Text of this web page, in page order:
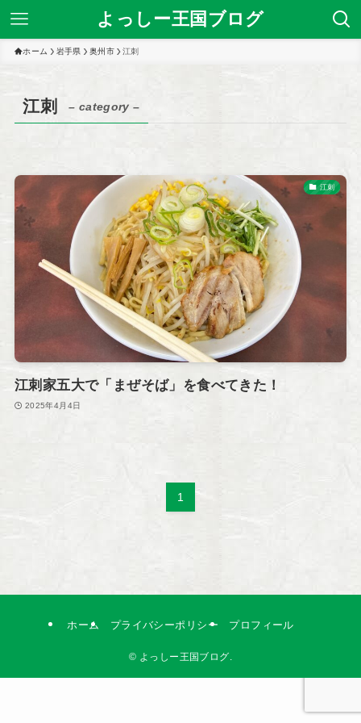
よっしー王国ブログ
ホーム 岩手県 奥州市 江刺
江刺 – category –
江刺
江刺家五大で「まぜそば」を食べてきた！
2025年4月4日
1
ホーム プライバシーポリシー プロフィール
© よっしー王国ブログ.